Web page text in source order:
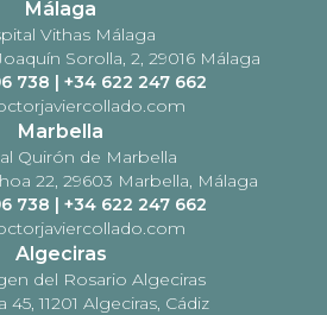
Málaga
Vithas Málaga
Sorolla, 2, 29016 Málaga
738 | +34 622 247 662
Marbella
Quirón de Marbella
22, 29603 Marbella, Málaga
738 | +34 622 247 662
Algeciras
del Rosario Algeciras
45, 11201 Algeciras, Cádiz